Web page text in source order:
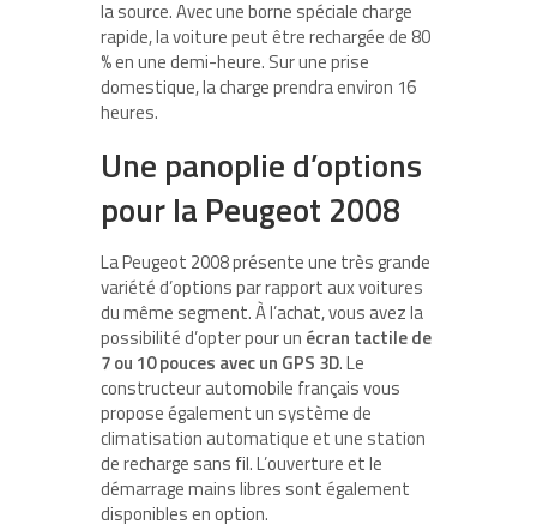
la source. Avec une borne spéciale charge
rapide, la voiture peut être rechargée de 80
% en une demi-heure. Sur une prise
domestique, la charge prendra environ 16
heures.
Une panoplie d’options
pour la Peugeot 2008
La Peugeot 2008 présente une très grande
variété d’options par rapport aux voitures
du même segment. À l’achat, vous avez la
possibilité d’opter pour un écran tactile de
7 ou 10 pouces avec un GPS 3D. Le
constructeur automobile français vous
propose également un système de
climatisation automatique et une station
de recharge sans fil. L’ouverture et le
démarrage mains libres sont également
disponibles en option.